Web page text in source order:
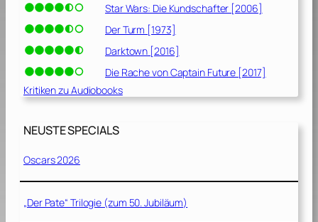
Star Wars: Die Kundschafter [2006]
Der Turm [1973]
Darktown [2016]
Die Rache von Captain Future [2017]
Kritiken zu Audiobooks
NEUSTE SPECIALS
Oscars 2026
„Der Pate“ Trilogie (zum 50. Jubiläum)